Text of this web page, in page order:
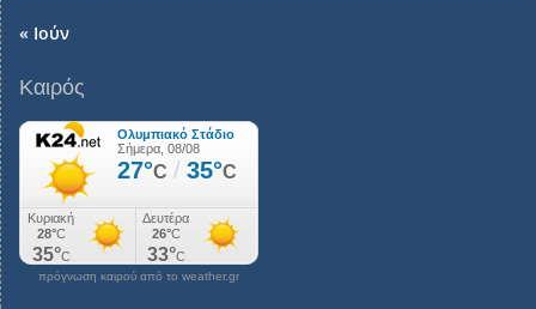
« Ιούν
Καιρός
πρόγνωση καιρού από το weather.gr